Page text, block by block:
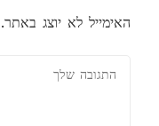
האימייל לא יוצג באתר.